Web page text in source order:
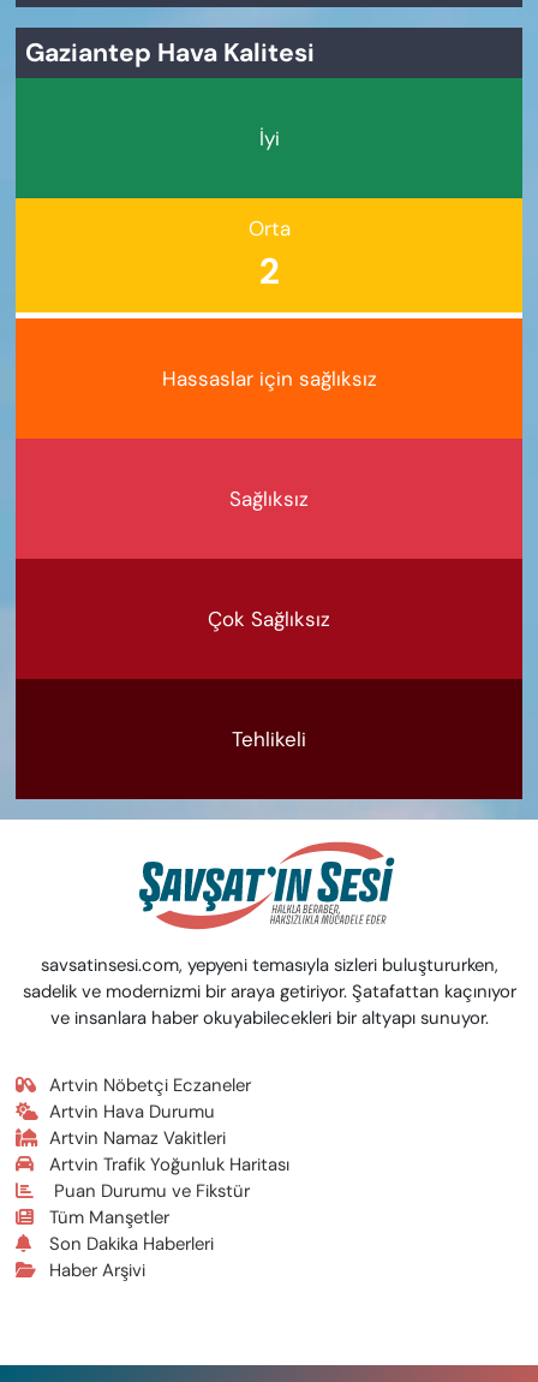
Gaziantep Hava Kalitesi
İyi
Orta
2
Hassaslar için sağlıksız
Sağlıksız
Çok Sağlıksız
Tehlikeli
savsatinsesi.com, yepyeni temasıyla sizleri buluştururken,
sadelik ve modernizmi bir araya getiriyor. Şatafattan kaçınıyor
ve insanlara haber okuyabilecekleri bir altyapı sunuyor.
Artvin Nöbetçi Eczaneler
Artvin Hava Durumu
Artvin Namaz Vakitleri
Artvin Trafik Yoğunluk Haritası
Puan Durumu ve Fikstür
Tüm Manşetler
Son Dakika Haberleri
Haber Arşivi